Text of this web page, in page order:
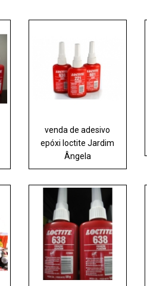
venda de adesivo
epóxi loctite Jardim
Ângela